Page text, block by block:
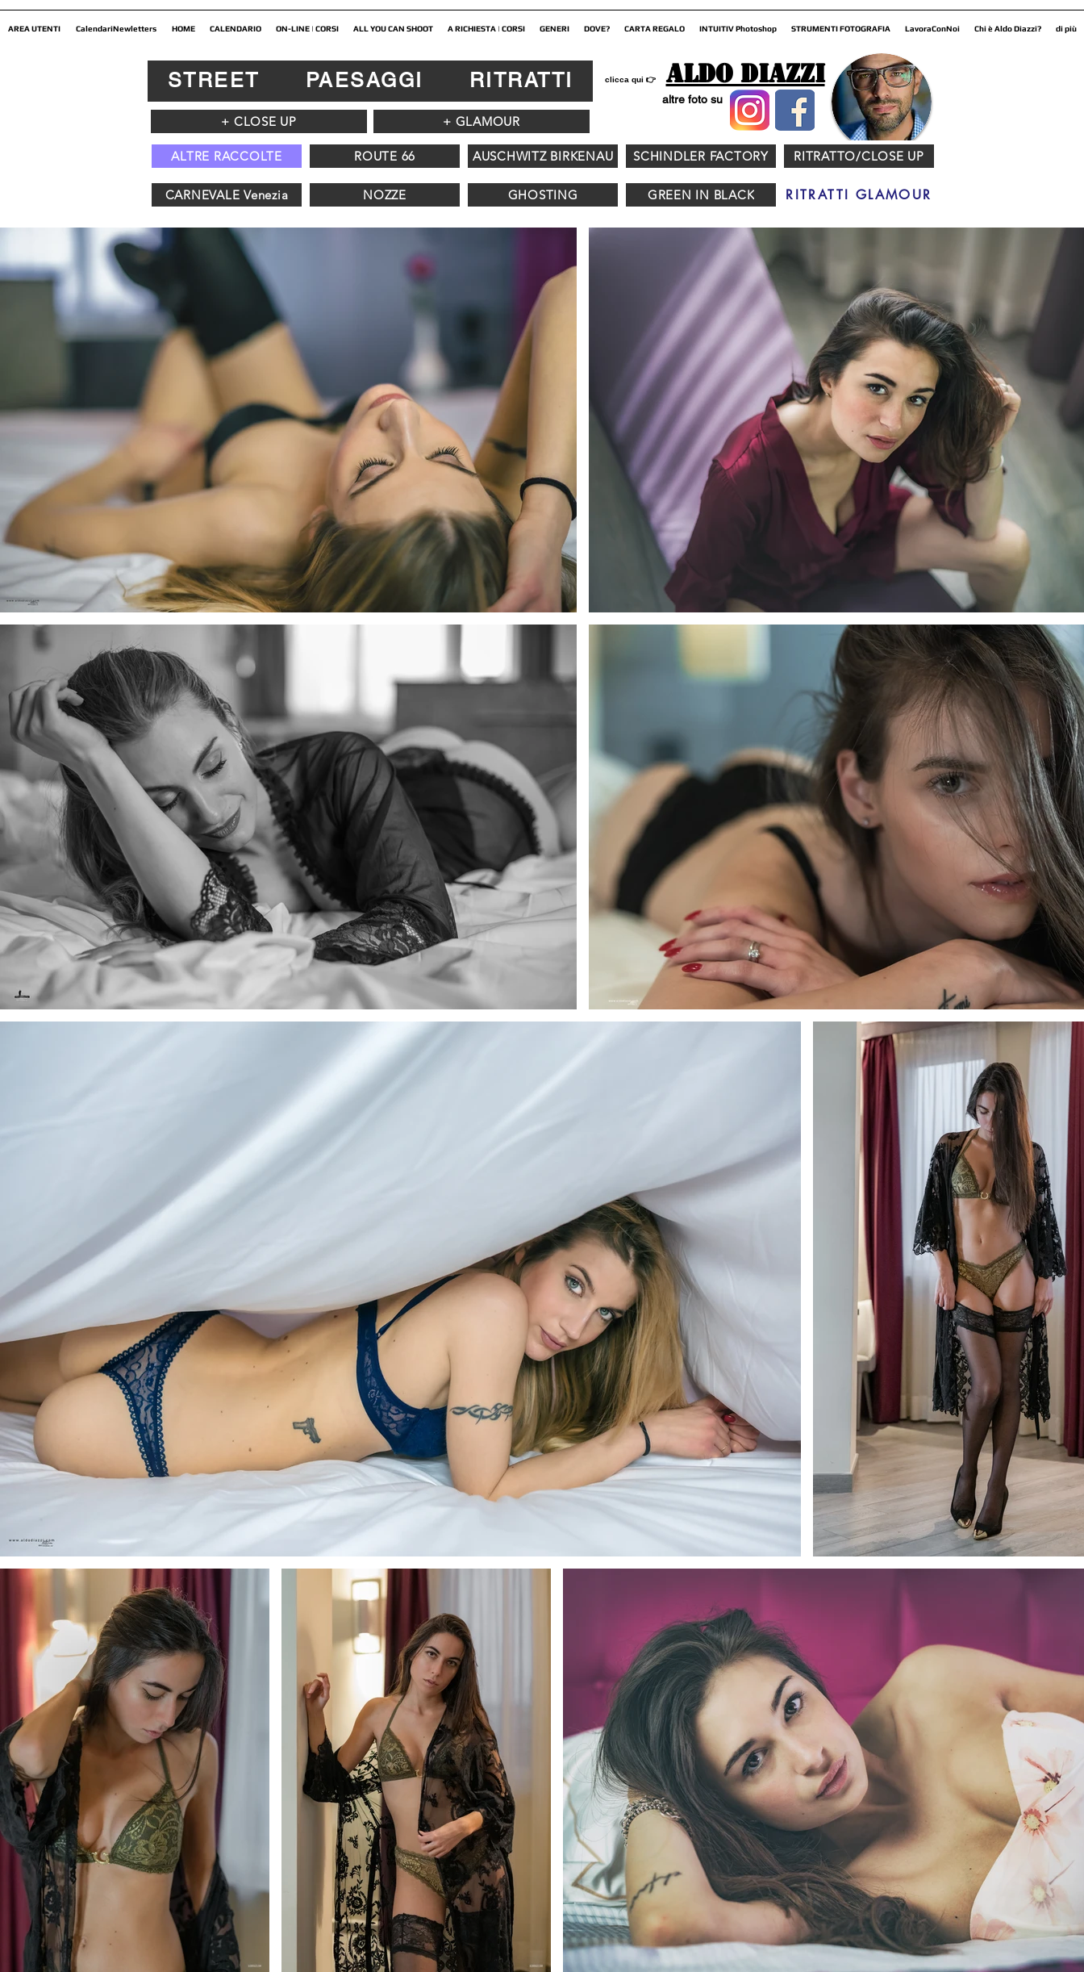
AREA UTENTI CalendariNewletters HOME CALENDARIO ON-LINE | CORSI ALL YOU CAN SHOOT A RICHIESTA | CORSI GENERI DOVE? CARTA REGALO INTUITIV Photoshop STRUMENTI FOTOGRAFIA LavoraConNoi Chi è Aldo Diazzi? di più
ALTRE RACCOLTE
altre foto su
ROUTE 66 AUSCHWITZ BIRKENAU
clicca qui 👉 Aldo Diazzi
CARNEVALE Venezia NOZZE GHOSTING GREEN IN BLACK RITRATTI GLAMOUR
RITRATTO/CLOSE UP
SCHINDLER FACTORY
STREET PAESAGGI RITRATTI
+ GLAMOUR
+ CLOSE UP